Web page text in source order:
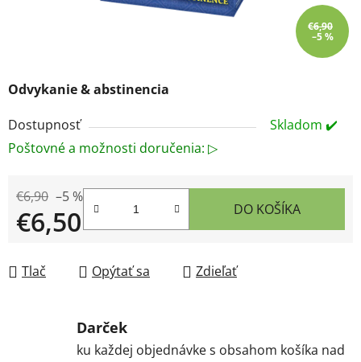
Odvykanie & abstinencia
Dostupnosť
Skladom ✔️
Poštovné a možnosti doručenia: ▷
€6,90 –5 %
€6,50 DO KOŠÍKA
Tlač Opýtať sa Zdieľať
€6,90
–5 %
Darček
ku každej objednávke s obsahom košíka nad